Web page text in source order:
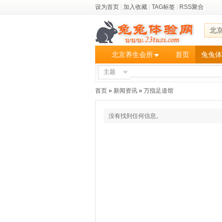
设为首页 加入收藏 TAG标签 RSS聚合
北
北京养生会所 首页 兔兔
主题
首页 » 新闻资讯 » 万指足道馆
没有找到任何信息。